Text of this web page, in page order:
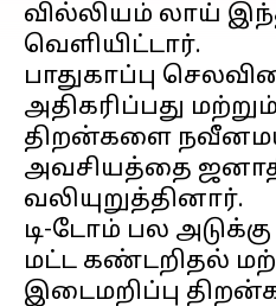
வில்லியம் லாய்
வெளியிட்டார்.
பாதுகாப்பு
அதிகரிப்பது
திறன்களை
அவசியத்தை
வலியுறுத்தினார்.
டி-டோம் பல அடுக்கு
மட்ட கண்டறிதல்
இடைமறிப்பு